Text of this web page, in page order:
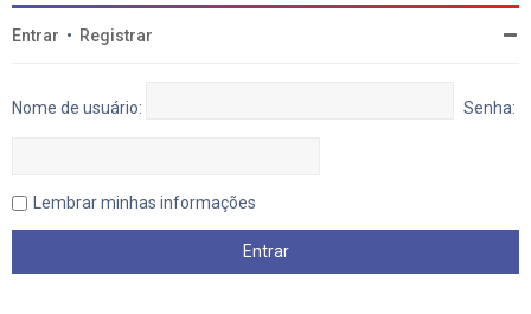
Entrar • Registrar
Nome de usuário: Senha:
Lembrar minhas informações